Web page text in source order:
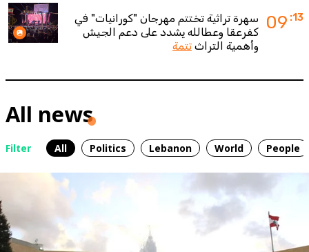
09 :13
سهرة تراثية تختتم مهرجان "كورانيات" في
كفرعقا وعطالله يشدد على دعم الجيش
وأهمية التراث تتمة
All news
Filter All Politics Lebanon World People